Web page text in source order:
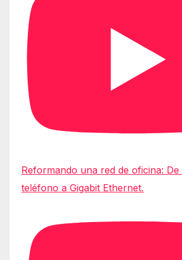
Reformando una red de oficina: De
teléfono a Gigabit Ethernet.